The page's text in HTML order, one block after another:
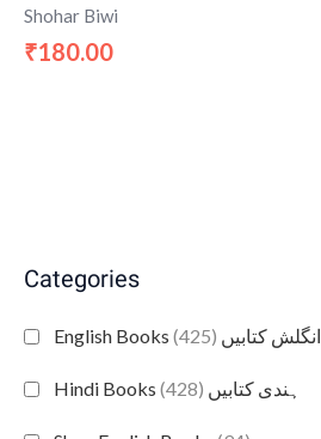
Categories
English Books انگلش کتابیں (425)
Hindi Books ہندی کتابیں (428)
Shohar Biwi
₹180.00